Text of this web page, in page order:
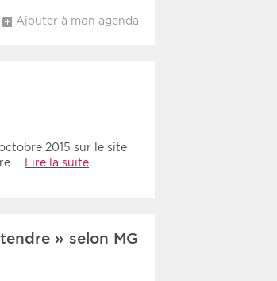
Ajouter à mon agenda
2015 sur le site
Lire la suite
» selon MG